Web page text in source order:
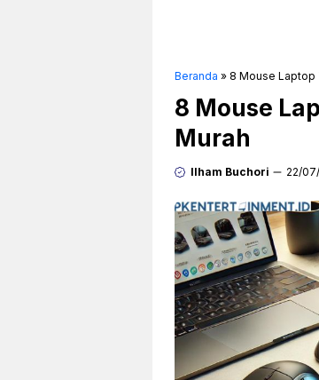
Beranda » 8 Mouse Laptop
8 Mouse
Murah
Ilham Buchori 22/